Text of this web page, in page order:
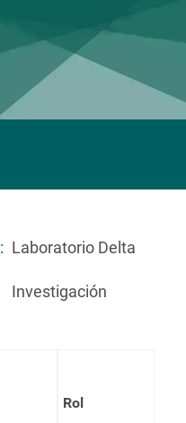
Laboratorio Delta
Investigación
Rol